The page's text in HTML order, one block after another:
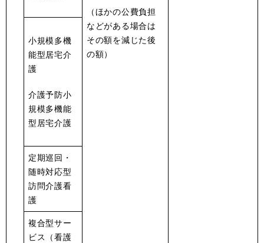
（ほかの公費負担
などがある場合は
その額を減じた後
の額）
小規模多機
能型居宅介
護
介護予防小
規模多機能
型居宅介護
定期巡回・
随時対応型
訪問介護看
護
複合型サー
ビス（看護